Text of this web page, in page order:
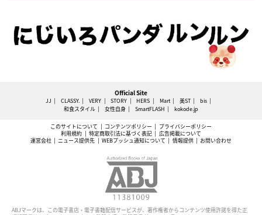
Official Site
JJ CLASSY. VERY STORY HERS Mart 美ST
bis
和食スタイル
女性自身 SmartFLASH kokode.jp
このサイトについて コンテンツポリシー
プライバシーポリシー
利用規約
特定商取引法に基づく表記
広告掲載について
運営会社
ニュース提供先 WEBプッシュ通知について 情報提供 お問い合わせ
ABJマークは、この電子書店・電子書籍配信サービスが、著作権者からコンテンツ使用許諾を得た正